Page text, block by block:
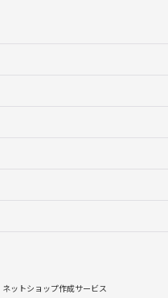
ネットショップ作成サービス